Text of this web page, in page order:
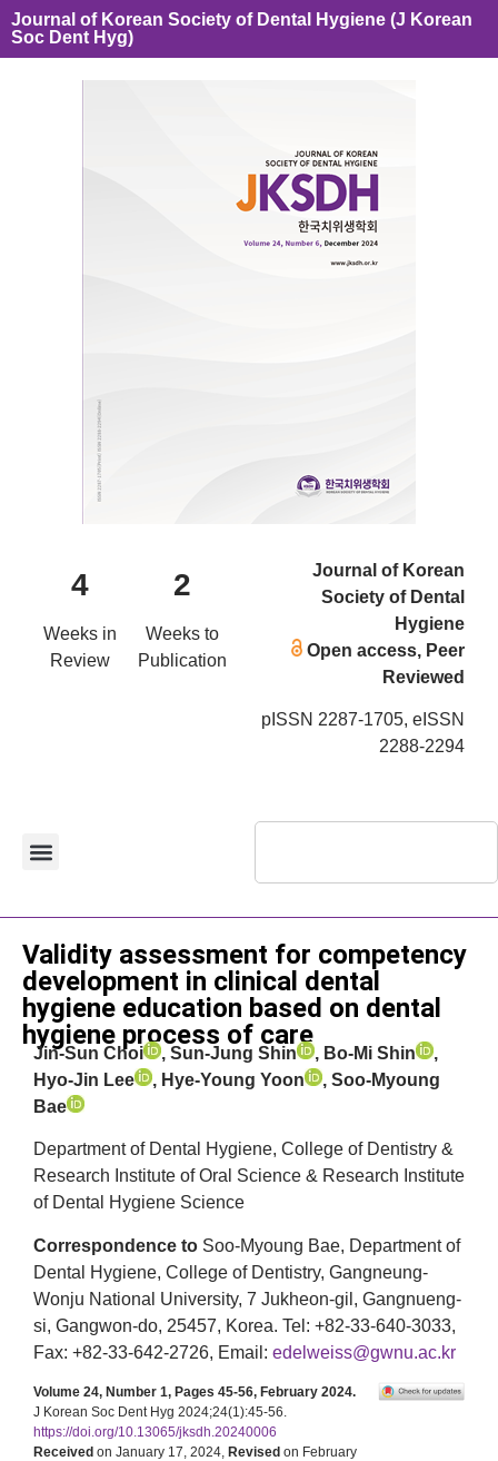
Journal of Korean Society of Dental Hygiene (J Korean
Soc Dent Hyg)
4
Weeks in
Review
2
Weeks to
Publication
Journal of Korean
Society of Dental
Hygiene
Open access, Peer
Reviewed
pISSN 2287-1705, eISSN
2288-2294
Original Article
Validity assessment for competency
development in clinical dental
hygiene education based on dental
hygiene process of care
Jin-Sun Choi , Sun-Jung Shin , Bo-Mi Shin
,
Hyo-Jin Lee
, Hye-Young Yoon
, Soo-Myoung
Bae
Department of Dental Hygiene, College of Dentistry &
Research Institute of Oral Science & Research Institute
of Dental Hygiene Science
Correspondence to Soo-Myoung Bae, Department of
Dental Hygiene, College of Dentistry, Gangneung-
Wonju National University, 7 Jukheon-gil, Gangnueng-
si, Gangwon-do, 25457, Korea. Tel: +82-33-640-3033,
Fax: +82-33-642-2726, Email: edelweiss@gwnu.ac.kr
Volume 24, Number 1, Pages 45-56, February 2024.
J Korean Soc Dent Hyg 2024;24(1):45-56.
https://doi.org/10.13065/jksdh.20240006
Received on January 17, 2024, Revised on February